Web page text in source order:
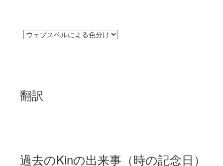
翻訳
過去のKinの出来事（時の記念日）